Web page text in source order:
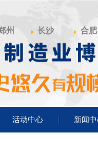
州 长沙 合肥
活动中心 新闻